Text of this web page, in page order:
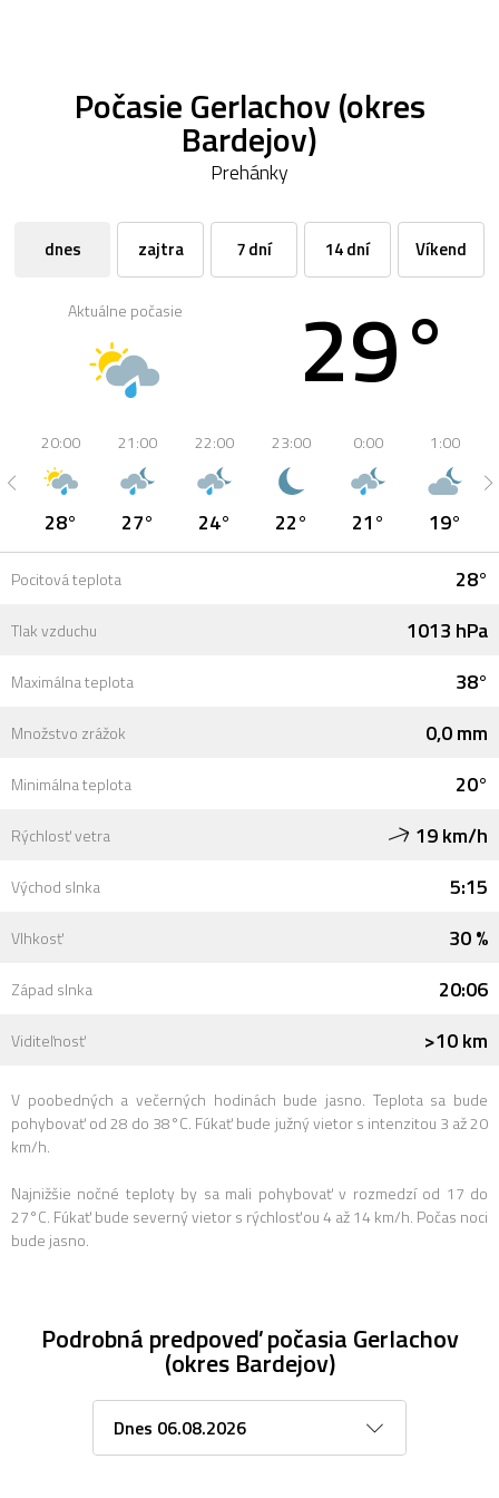
Počasie Gerlachov (okres
Bardejov)
Prehánky
dnes zajtra 7 dní 14 dní Víkend
Aktuálne počasie 29°
20:00
28°
21:00
27°
22:00
24°
23:00
22°
0:00
21°
1:00
19°
Pocitová teplota 28°
Tlak vzduchu 1013 hPa
Maximálna teplota 38°
Množstvo zrážok 0,0 mm
Minimálna teplota 20°
Rýchlosť vetra 19 km/h
Východ slnka 5:15
Vlhkosť 30 %
Západ slnka 20:06
Viditeľnosť >10 km
V poobedných a večerných hodinách bude jasno. Teplota sa bude
pohybovať od 28 do 38°C. Fúkať bude južný vietor s intenzitou 3 až 20
km/h.
Najnižšie nočné teploty by sa mali pohybovať v rozmedzí od 17 do
27°C. Fúkať bude severný vietor s rýchlosťou 4 až 14 km/h. Počas noci
bude jasno.
Podrobná predpoveď počasia Gerlachov
(okres Bardejov)